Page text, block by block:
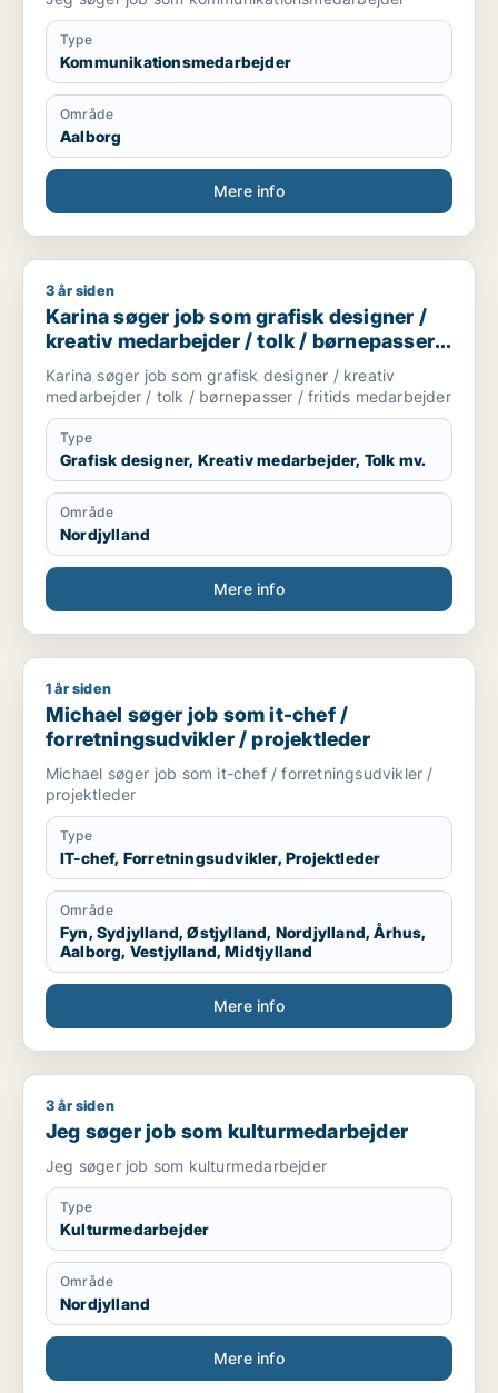
Type
Kommunikationsmedarbejder
Område
Aalborg
Mere info
Karina søger job som grafisk designer / kreativ
3 år siden
Karina søger job som grafisk designer /
kreativ medarbejder / tolk / børnepasser /
fritids medarbejder
Karina søger job som grafisk designer / kreativ
medarbejder / tolk / børnepasser / fritids medarbejder
Type
Grafisk designer, Kreativ medarbejder, Tolk mv.
Område
Nordjylland
Mere info
Michael søger job som it-chef / forretningsudvikler /
1 år siden
Michael søger job som it-chef /
forretningsudvikler / projektleder
Michael søger job som it-chef / forretningsudvikler /
projektleder
Type
IT-chef, Forretningsudvikler, Projektleder
Område
Fyn, Sydjylland, Østjylland, Nordjylland, Århus,
Aalborg, Vestjylland, Midtjylland
Mere info
Jeg søger job som kulturmedarbejder
3 år siden
Jeg søger job som kulturmedarbejder
Jeg søger job som kulturmedarbejder
Type
Kulturmedarbejder
Område
Nordjylland
Mere info